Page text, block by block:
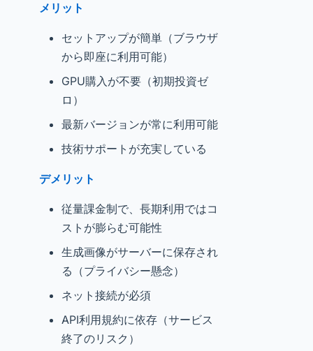
メリット
セットアップが簡単（ブラウザ
から即座に利用可能）
GPU購入が不要（初期投資ゼ
ロ）
最新バージョンが常に利用可能
技術サポートが充実している
デメリット
従量課金制で、長期利用ではコ
ストが膨らむ可能性
生成画像がサーバーに保存され
る（プライバシー懸念）
ネット接続が必須
API利用規約に依存（サービス
終了のリスク）